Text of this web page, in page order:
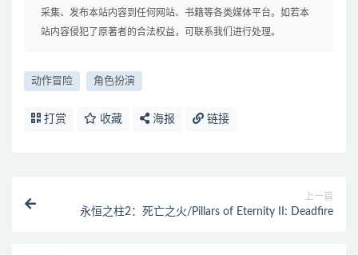
采集、发布本站内容到任何网站、书籍等各类媒体平台。如若本
站内容侵犯了原著者的合法权益，可联系我们进行处理。
动作冒险 角色扮演
打赏 收藏 海报 链接
上一篇
永恒之柱2：死亡之火/Pillars of Eternity II: Deadfire